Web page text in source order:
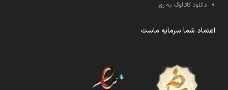
دانلود کاتالوگ به روز
اعتماد شما سرمایه ماست